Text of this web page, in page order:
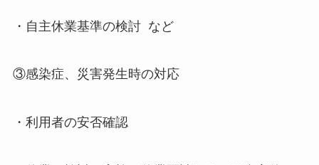
・自主休業基準の検討 など
③感染症、災害発生時の対応
・利用者の安否確認